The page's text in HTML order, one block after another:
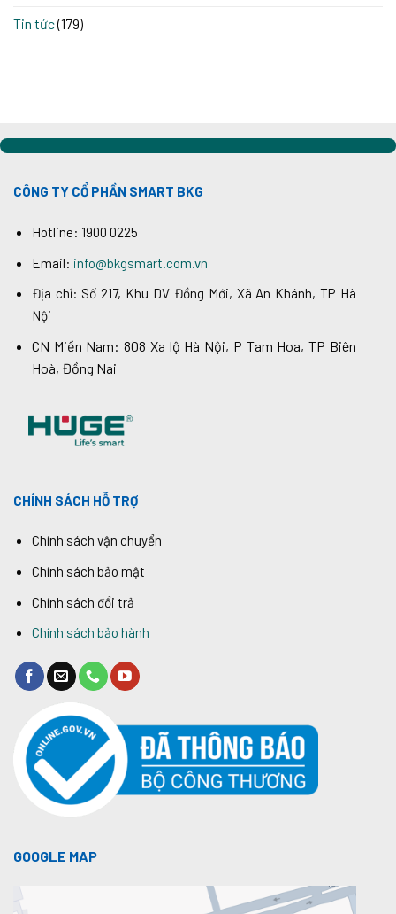
Tin tức(179)
CÔNG TY CỔ PHẦN SMART BKG
Hotline: 1900 0225
Email: info@bkgsmart.com.vn
Địa chỉ: Số 217, Khu DV Đồng Mới, Xã An Khánh, TP Hà
Nội
CN Miền Nam: 808 Xa lộ Hà Nội, P Tam Hoa, TP Biên
Hoà, Đồng Nai
CHÍNH SÁCH HỖ TRỢ
Chính sách vận chuyển
Chính sách bảo mật
Chính sách đổi trả
Chính sách bảo hành
GOOGLE MAP